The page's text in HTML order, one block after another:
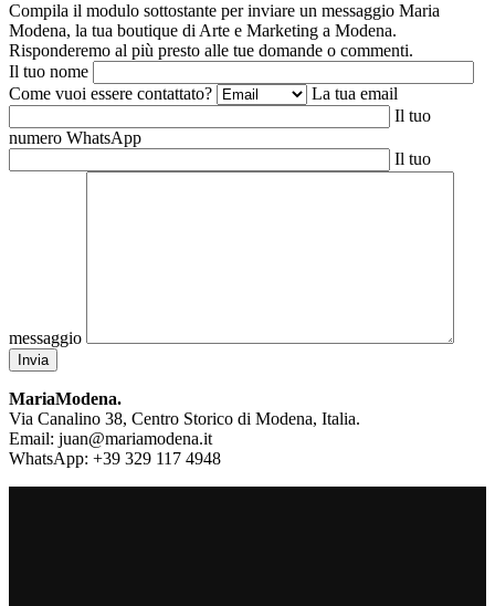
Compila il modulo sottostante per inviare un messaggio Maria
Modena, la tua boutique di Arte e Marketing a Modena.
Risponderemo al più presto alle tue domande o commenti.
Il tuo nome
Come vuoi essere contattato?
La tua email
Il tuo
numero WhatsApp
Il tuo
messaggio
MariaModena.
Via Canalino 38, Centro Storico di Modena, Italia.
Email: juan@mariamodena.it
WhatsApp: +39 329 117 4948